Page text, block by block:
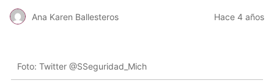
Ana Karen Ballesteros Hace 4 años
Foto: Twitter @SSeguridad_Mich